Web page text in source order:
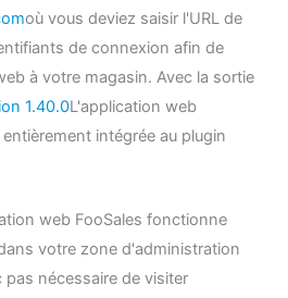
où vous deviez saisir l'URL de
de connexion afin de
à votre magasin. Avec la sortie
1.40.0L'application web
intégrée au plugin
web FooSales fonctionne
votre zone d'administration
nécessaire de visiter